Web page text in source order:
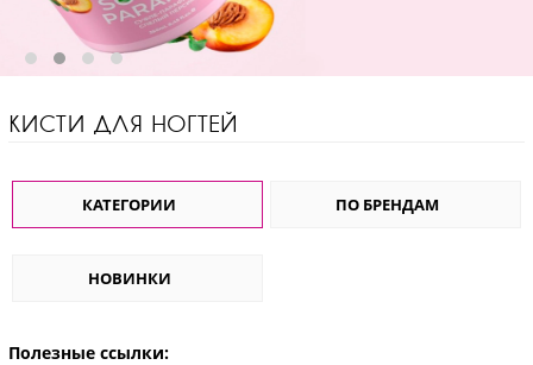
КИСТИ ДЛЯ НОГТЕЙ
КАТЕГОРИИ ПО БРЕНДАМ
НОВИНКИ
Полезные ссылки: